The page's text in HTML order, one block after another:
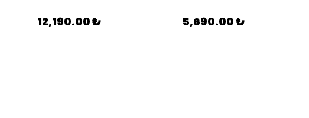
12,190.00 ₺ 5,690.00 ₺